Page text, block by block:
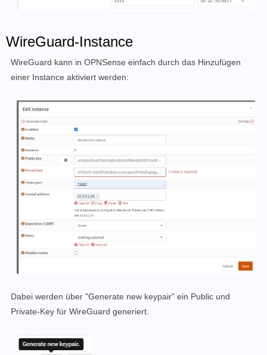
WireGuard-Instance
WireGuard kann in OPNSense einfach durch das Hinzufügen
einer Instance aktiviert werden:
Dabei werden über "Generate new keypair" ein Public und
Private-Key für WireGuard generiert.